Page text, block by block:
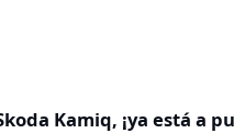
Kamiq, ¡ya está a